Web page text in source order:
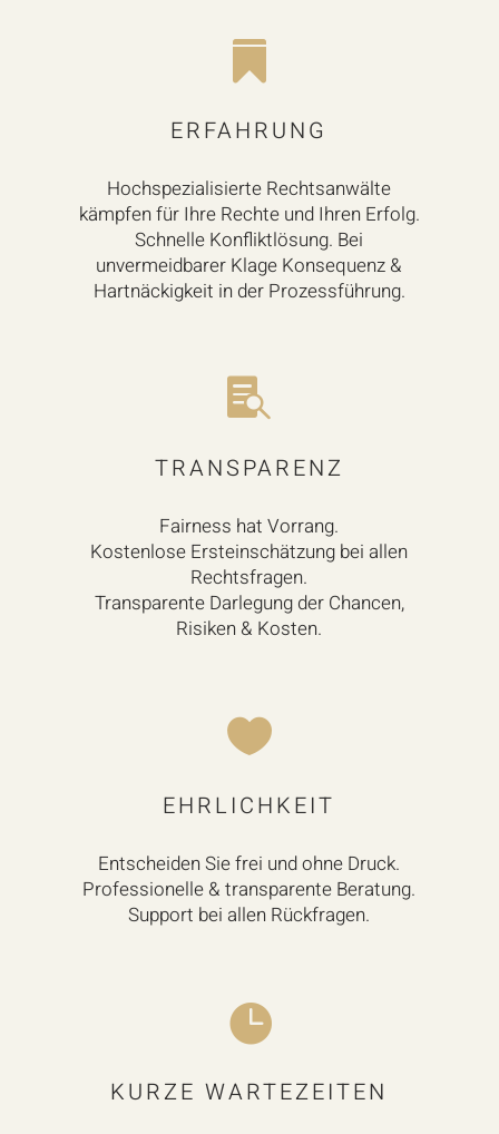

ERFAHRUNG
Hochspezialisierte Rechtsanwälte
kämpfen für Ihre Rechte und Ihren Erfolg.
Schnelle Konfliktlösung. Bei
unvermeidbarer Klage Konsequenz &
Hartnäckigkeit in der Prozessführung.

TRANSPARENZ
Fairness hat Vorrang.
Kostenlose Erst­ein­schätz­ung bei allen
Rechtsfragen.
Transparente Darlegung der Chancen,
Risiken & Kosten.

EHRLICHKEIT
Entscheiden Sie frei und ohne Druck.
Professionelle & transparente Beratung.
Support bei allen Rückfragen.

KURZE WARTEZEITEN